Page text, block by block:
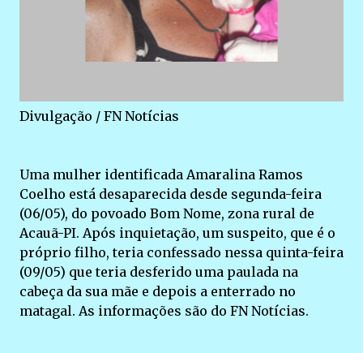
Divulgação / FN Notícias
Uma mulher identificada Amaralina Ramos
Coelho está desaparecida desde segunda-feira
(06/05), do povoado Bom Nome, zona rural de
Acauã-PI. Após inquietação, um suspeito, que é o
próprio filho, teria confessado nessa quinta-feira
(09/05) que teria desferido uma paulada na
cabeça da sua mãe e depois a enterrado no
matagal. As informações são do FN Notícias.